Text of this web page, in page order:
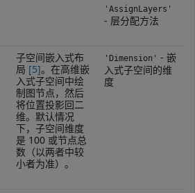
'AssignLayers'
- 层分配方法
子空间嵌入式布
局 [5]。在高维嵌
入式子空间中绘
制图节点，然后
将位置投影回二
维。默认情况
下，子空间维度
是 100 或节点总
数（以两者中较
小者为准）。
'Dimension' - 嵌
入式子空间的维
度